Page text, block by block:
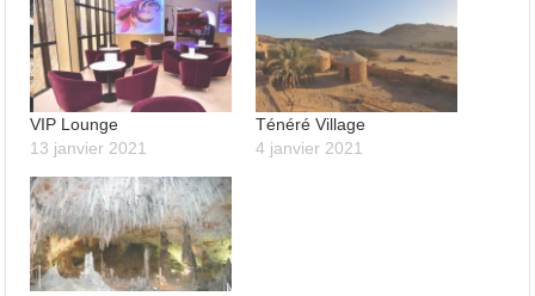
VIP Lounge
13 janvier 2021
Ténéré Village
4 janvier 2021